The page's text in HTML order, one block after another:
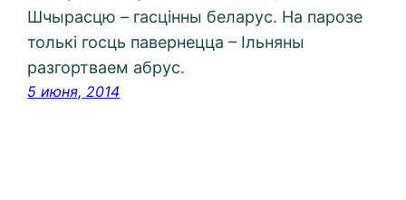
Шчырасцю – гасцінны беларус. На парозе
толькі госць павернецца – Ільняны
разгортваем абрус.
5 июня, 2014